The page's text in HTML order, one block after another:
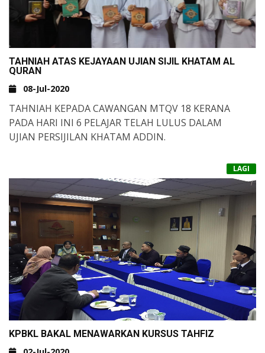
TAHNIAH ATAS KEJAYAAN UJIAN SIJIL KHATAM AL
QURAN
08-Jul-2020
TAHNIAH KEPADA CAWANGAN MTQV 18 KERANA
PADA HARI INI 6 PELAJAR TELAH LULUS DALAM
UJIAN PERSIJILAN KHATAM ADDIN.
SELURUH CAWANGAN YANG TERLIBAT DALAM
MELAHIRKAN GENERASI HAFIZAH PECENTUS UMMAH.
MOGA ILMU YANG DICURAHKAN OLEH SELURUH
PENDIDIK DI SELURUH CAWANGAN DIBALAS
DENGAN KEBAIKAN OLEH ALLAH. AMIN
LAGI
KPBKL BAKAL MENAWARKAN KURSUS TAHFIZ